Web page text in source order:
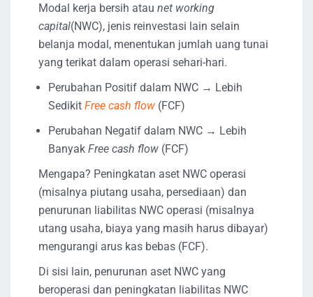
Modal kerja bersih atau net working
capital(NWC), jenis reinvestasi lain selain
belanja modal, menentukan jumlah uang tunai
yang terikat dalam operasi sehari-hari.
Perubahan Positif dalam NWC → Lebih
Sedikit Free cash flow (FCF)
Perubahan Negatif dalam NWC → Lebih
Banyak Free cash flow (FCF)
Mengapa? Peningkatan aset NWC operasi
(misalnya piutang usaha, persediaan) dan
penurunan liabilitas NWC operasi (misalnya
utang usaha, biaya yang masih harus dibayar)
mengurangi arus kas bebas (FCF).
Di sisi lain, penurunan aset NWC yang
beroperasi dan peningkatan liabilitas NWC